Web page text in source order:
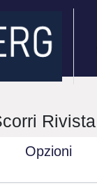
Rivista
Opzioni